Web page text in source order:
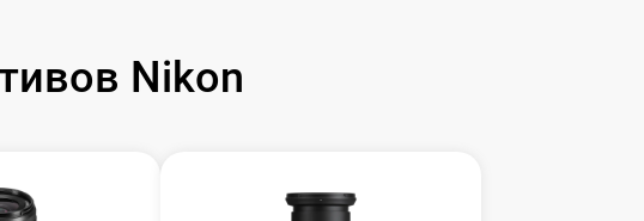
Nikon